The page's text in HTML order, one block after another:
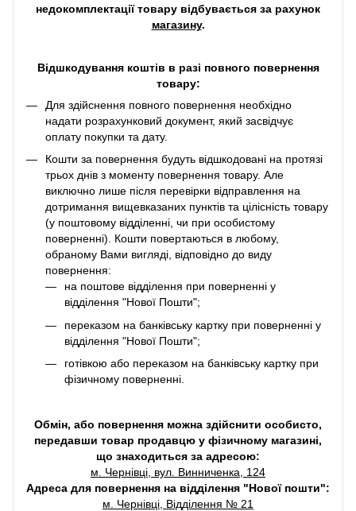
недокомплектації товару відбувається за рахунок
магазину.
Відшкодування коштів в разі повного повернення
товару:
Для здійснення повного повернення необхідно
надати розрахунковий документ, який засвідчує
оплату покупки та дату.
Кошти за повернення будуть відшкодовані на протязі
трьох днів з моменту повернення товару. Але
виключно лише після перевірки відправлення на
дотримання вищевказаних пунктів та цілісність товару
(у поштовому відділенні, чи при особистому
поверненні). Кошти повертаються в любому,
обраному Вами вигляді, відповідно до виду
повернення:
на поштове відділення при поверненні у
відділення "Нової Пошти";
переказом на банківську картку при поверненні у
відділення "Нової Пошти";
готівкою або переказом на банківську картку при
фізичному поверненні.
Обмін, або повернення можна здійснити особисто,
передавши товар продавцю у фізичному магазині,
що знаходиться за адресою:
м. Чернівці, вул. Винниченка, 124
Адреса для повернення на відділення "Нової пошти":
м. Чернівці, Відділення № 21